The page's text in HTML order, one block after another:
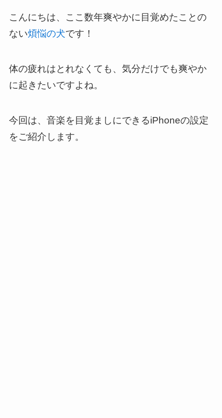
こんにちは、ここ数年爽やかに目覚めたことの
ない煩悩の犬です！
体の疲れはとれなくても、気分だけでも爽やか
に起きたいですよね。
今回は、音楽を目覚ましにできるiPhoneの設定
をご紹介します。